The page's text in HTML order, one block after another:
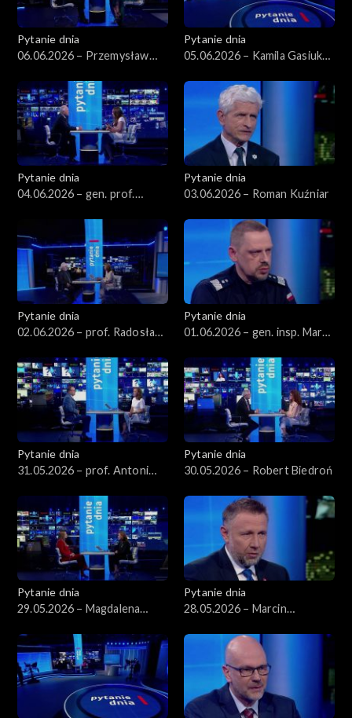
Pytanie dnia
06.06.2026 – Przemysław
Pytanie dnia
05.06.2026 – Kamila Gasiuk-
Pytanie dnia
04.06.2026 – gen. prof.
Pytanie dnia
03.06.2026 – Roman Kuźniar
Pytanie dnia
02.06.2026 – prof. Radosław
Pytanie dnia
01.06.2026 – gen. insp. Marek
Pytanie dnia
31.05.2026 – prof. Antoni
Pytanie dnia
30.05.2026 – Robert Biedroń
Pytanie dnia
29.05.2026 – Magdalena
Pytanie dnia
28.05.2026 – Marcin